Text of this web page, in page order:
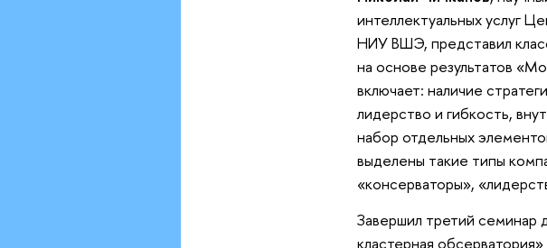
интеллектуальных услуг
НИУ ВШЭ, представил
на основе результатов
включает: наличие
лидерство и гибкость,
набор отдельных
выделены такие типы
«консерваторы»,
Завершил третий семинар
кластерная